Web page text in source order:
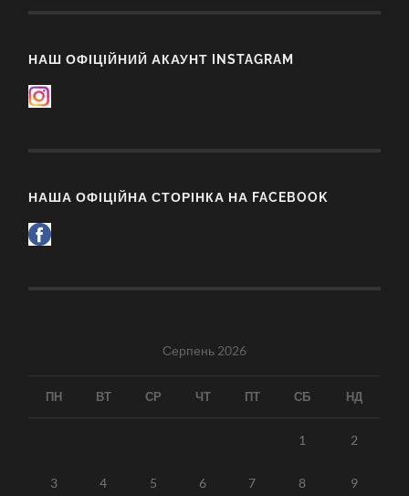
НАШ ОФІЦІЙНИЙ АКАУНТ INSTAGRAM
НАША ОФІЦІЙНА СТОРІНКА НА FACEBOOK
Серпень 2026
ПН ВТ СР ЧТ ПТ СБ НД
1 2
3 4 5 6 7 8 9